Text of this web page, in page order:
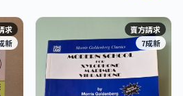
求
新
賣方請求
7成新